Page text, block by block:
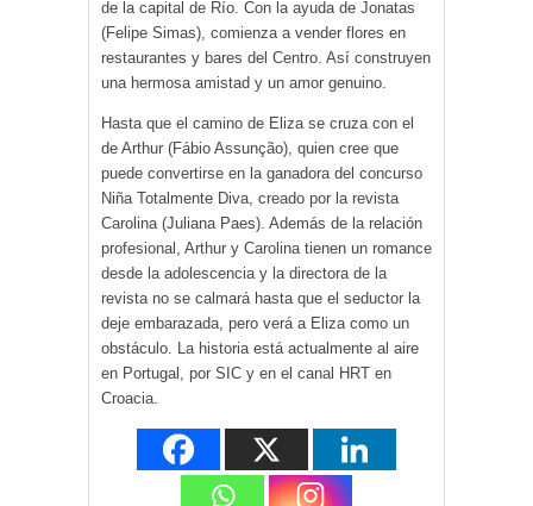
de la capital de Río. Con la ayuda de Jonatas
(Felipe Simas), comienza a vender flores en
restaurantes y bares del Centro. Así construyen
una hermosa amistad y un amor genuino.
Hasta que el camino de Eliza se cruza con el
de Arthur (Fábio Assunção), quien cree que
puede convertirse en la ganadora del concurso
Niña Totalmente Diva, creado por la revista
Carolina (Juliana Paes). Además de la relación
profesional, Arthur y Carolina tienen un romance
desde la adolescencia y la directora de la
revista no se calmará hasta que el seductor la
deje embarazada, pero verá a Eliza como un
obstáculo. La historia está actualmente al aire
en Portugal, por SIC y en el canal HRT en
Croacia.